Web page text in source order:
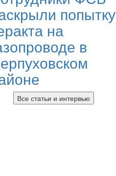
попытку
на
в
Все статьи и интервью